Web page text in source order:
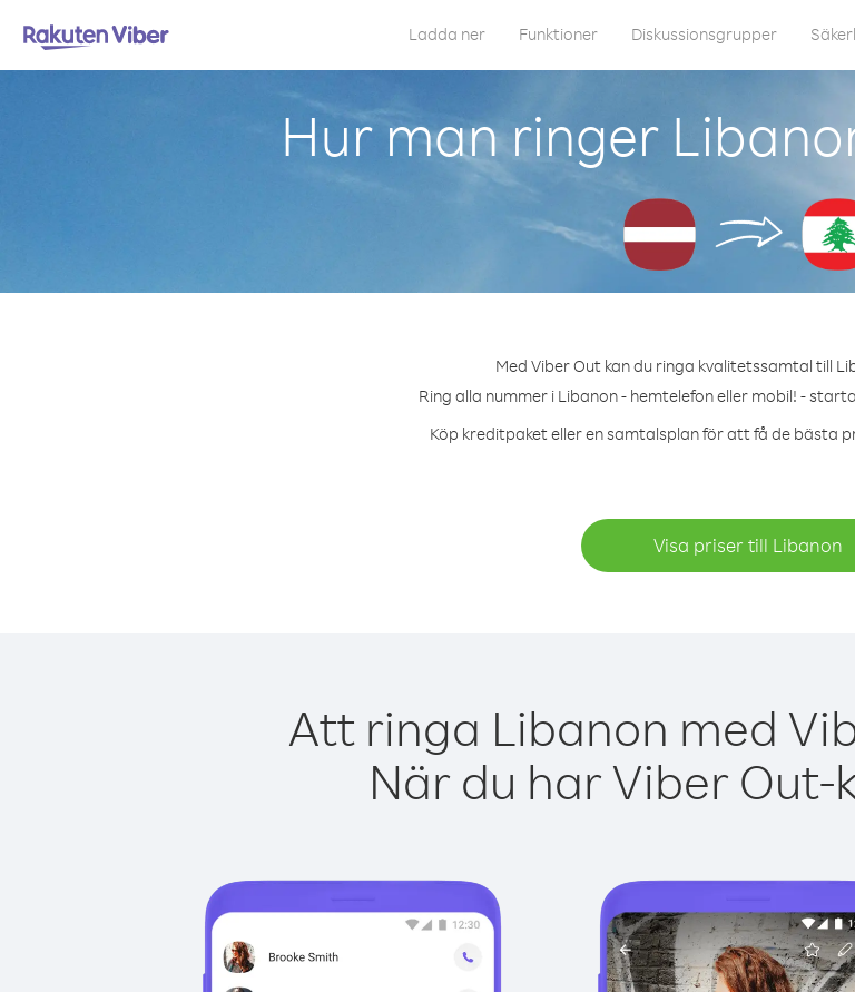
Ladda ner Funktioner Diskussionsgrupper
Hur man ringer
Med Viber Out kan du ringa kvalitetssamtal till
Ring alla nummer i Libanon - hemtelefon eller mobil! -
Köp kreditpaket eller en samtalsplan för att få de bästa
Visa priser till Libanon
Att ringa Libanon med
När du har Viber Out-